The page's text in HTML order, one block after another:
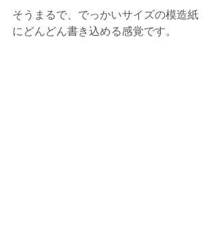
そうまるで、でっかいサイズの模造紙
にどんどん書き込める感覚です。